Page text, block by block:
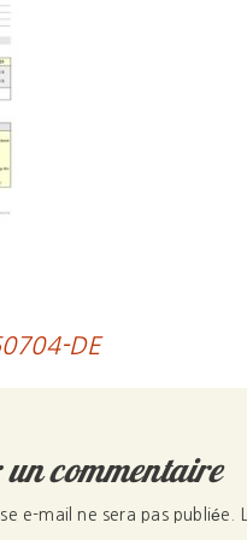
DE
un commentaire
e-mail ne sera pas publiée.